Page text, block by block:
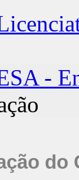
-
do